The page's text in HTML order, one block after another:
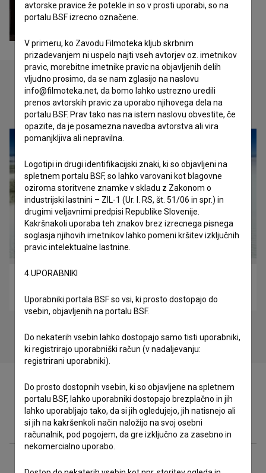
Oglejte si
biografski
Zasedba
Ekipa
avtorske pravice že potekle in so v prosti uporabi, so na
portalu BSF izrecno označene.
V primeru, ko Zavodu Filmoteka kljub skrbnim
prizadevanjem ni uspelo najti vseh avtorjev oz. imetnikov
pravic, morebitne imetnike pravic na objavljenih delih
vljudno prosimo, da se nam zglasijo na naslovu
info@filmoteka.net, da bomo lahko ustrezno uredili
prenos avtorskih pravic za uporabo njihovega dela na
portalu BSF. Prav tako nas na istem naslovu obvestite, če
opazite, da je posamezna navedba avtorstva ali vira
pomanjkljiva ali nepravilna.
Logotipi in drugi identifikacijski znaki, ki so objavljeni na
spletnem portalu BSF, so lahko varovani kot blagovne
oziroma storitvene znamke v skladu z Zakonom o
industrijski lastnini – ZIL-1 (Ur. l. RS, št. 51/06 in spr.) in
drugimi veljavnimi predpisi Republike Slovenije.
Kakršnakoli uporaba teh znakov brez izrecnega pisnega
soglasja njihovih imetnikov lahko pomeni kršitev izključnih
pravic intelektualne lastnine.
4.UPORABNIKI
Uporabniki portala BSF so vsi, ki prosto dostopajo do
vsebin, objavljenih na portalu BSF.
Do nekaterih vsebin lahko dostopajo samo tisti uporabniki,
ki registrirajo uporabniški račun (v nadaljevanju:
registrirani uporabniki).
Do prosto dostopnih vsebin, ki so objavljene na spletnem
portalu BSF, lahko uporabniki dostopajo brezplačno in jih
lahko uporabljajo tako, da si jih ogledujejo, jih natisnejo ali
si jih na kakršenkoli način naložijo na svoj osebni
računalnik, pod pogojem, da gre izključno za zasebno in
nekomercialno uporabo.